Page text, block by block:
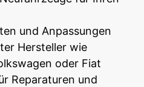
und Anpassungen
Hersteller wie
oder Fiat
Reparaturen und